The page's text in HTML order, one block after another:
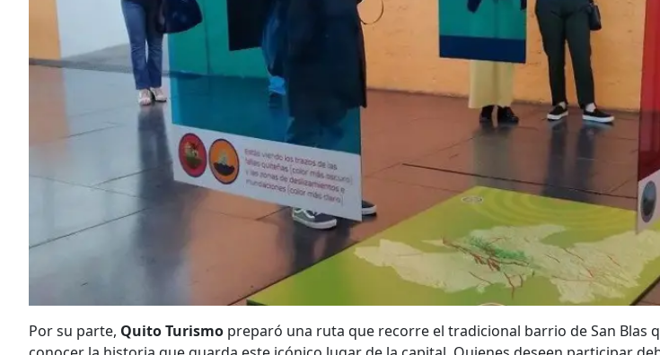
Por su parte, Quito Turismo preparó una ruta que recorre el tradicional barrio de San Blas